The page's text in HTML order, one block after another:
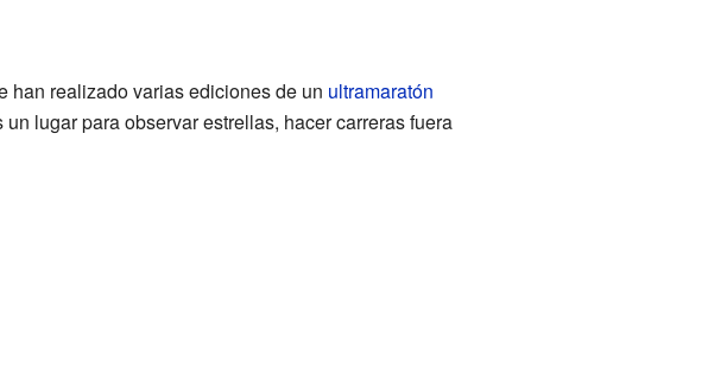
han realizado varias ediciones de un ultramaratón
lugar para observar estrellas, hacer carreras fuera